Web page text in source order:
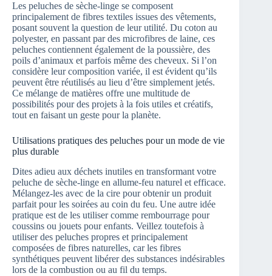
Les peluches de sèche-linge se composent
principalement de fibres textiles issues des vêtements,
posant souvent la question de leur utilité. Du coton au
polyester, en passant par des microfibres de laine, ces
peluches contiennent également de la poussière, des
poils d’animaux et parfois même des cheveux. Si l’on
considère leur composition variée, il est évident qu’ils
peuvent être réutilisés au lieu d’être simplement jetés.
Ce mélange de matières offre une multitude de
possibilités pour des projets à la fois utiles et créatifs,
tout en faisant un geste pour la planète.
Utilisations pratiques des peluches pour un mode de vie
plus durable
Dites adieu aux déchets inutiles en transformant votre
peluche de sèche-linge en allume-feu naturel et efficace.
Mélangez-les avec de la cire pour obtenir un produit
parfait pour les soirées au coin du feu. Une autre idée
pratique est de les utiliser comme rembourrage pour
coussins ou jouets pour enfants. Veillez toutefois à
utiliser des peluches propres et principalement
composées de fibres naturelles, car les fibres
synthétiques peuvent libérer des substances indésirables
lors de la combustion ou au fil du temps.